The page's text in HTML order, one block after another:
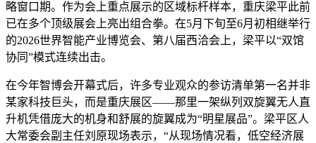
略窗口期。作为会上重点展示的区域标杆样本，重庆梁平此前
已在多个顶级展会上亮出组合拳。在5月下旬至6月初相继举行
的2026世界智能产业博览会、第八届西洽会上，梁平以“双馆
协同”模式连续出击。
在今年智博会开幕式后，许多专业观众的参访清单第一名并非
某家科技巨头，而是重庆展区——那里一架纵列双旋翼无人直
升机凭借庞大的机身和舒展的旋翼成为“明星展品”。梁平区人
大常委会副主任刘原现场表示，“从现场情况看，低空经济展